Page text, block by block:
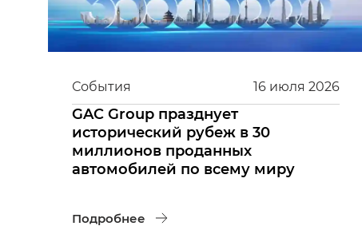
16 июля 2026
События
GAC Group празднует
исторический рубеж в 30
миллионов проданных
автомобилей по всему миру
Подробнее